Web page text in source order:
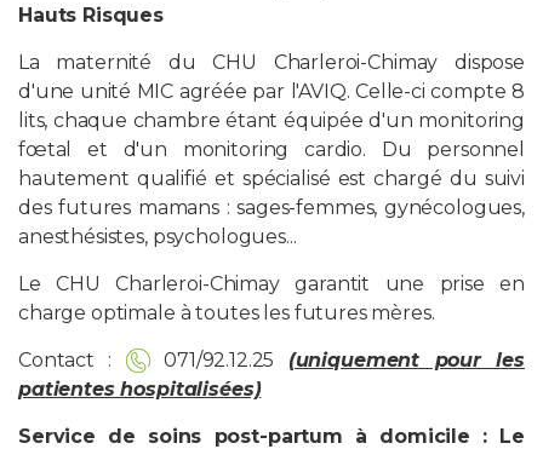
Hauts Risques
La maternité du CHU Charleroi-Chimay dispose
d'une unité MIC agréée par l'AVIQ. Celle-ci compte 8
lits, chaque chambre étant équipée d'un monitoring
fœtal et d'un monitoring cardio. Du personnel
hautement qualifié et spécialisé est chargé du suivi
des futures mamans : sages-femmes, gynécologues,
anesthésistes, psychologues...
Le CHU Charleroi-Chimay garantit une prise en
charge optimale à toutes les futures mères.
Contact : 071/92.12.25 (uniquement pour les
patientes hospitalisées)
Service de soins post-partum à domicile : Le